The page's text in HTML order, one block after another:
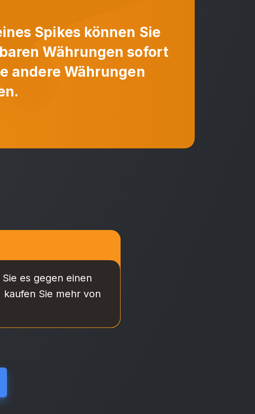
Spikes können Sie
Währungen sofort
andere Währungen
es gegen einen
Sie mehr von